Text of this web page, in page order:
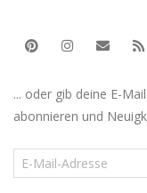
... oder gib deine E-
abonnieren und
E-
Mail-